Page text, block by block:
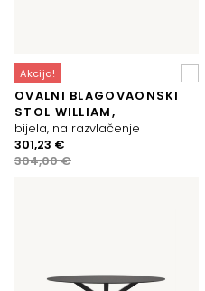
Akcija!
OVALNI BLAGOVAONSKI
STOL WILLIAM,
bijela, na razvlačenje
304,00€
Izvorna
cijena
301,23 €
Trenutna
cijena